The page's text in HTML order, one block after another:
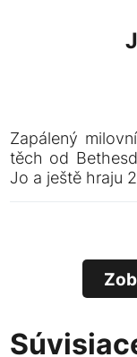
Zapálený
těch od
Jo a ještě hraju